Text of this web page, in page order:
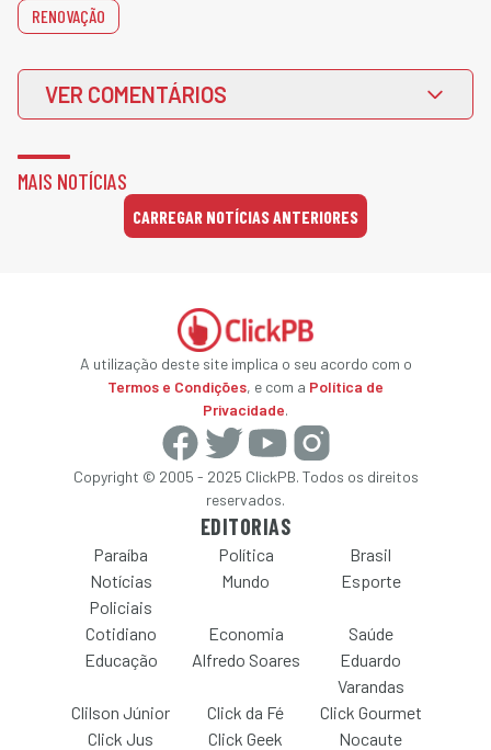
RENOVAÇÃO
VER COMENTÁRIOS
MAIS NOTÍCIAS
CARREGAR NOTÍCIAS ANTERIORES
A utilização deste site implica o seu acordo com o
Termos e Condições, e com a Política de
Privacidade.
Copyright © 2005 - 2025 ClickPB. Todos os direitos
reservados.
EDITORIAS
Paraíba Política
Brasil
Notícias
Policiais
Mundo Esporte
Cotidiano Economia
Saúde
Educação
Alfredo Soares
Eduardo
Varandas
Clilson Júnior
Click da Fé
Click Gourmet
Click Jus
Click Geek Nocaute